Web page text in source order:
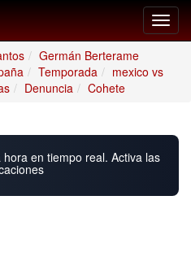
Germán Berterame
Temporada
mexico vs
Denuncia Cohete
en tiempo real. Activa las